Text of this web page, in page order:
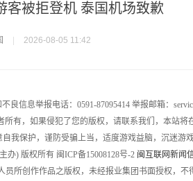
客被拒登机 泰国机场致歉
2026-08-05 11:42
良信息举报电话：0591-87095414 举报邮箱：
有，如果侵犯了您的版权，请联系我们，本站将
我保护，谨防受骗上当，适度游戏益脑，沉迷游
办) 版权所有 闽ICP备15008128号-2 闽互联网新闻
所创作作品之版权，未经报业集团书面授权，不